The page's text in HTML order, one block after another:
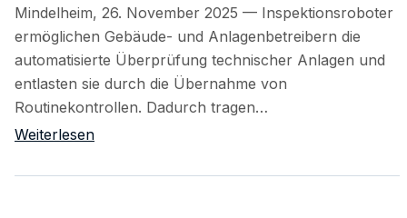
Mindelheim, 26. November 2025 — Inspektionsroboter
ermöglichen Gebäude- und Anlagenbetreibern die
automatisierte Überprüfung technischer Anlagen und
entlasten sie durch die Übernahme von
Routinekontrollen. Dadurch tragen…
Weiterlesen